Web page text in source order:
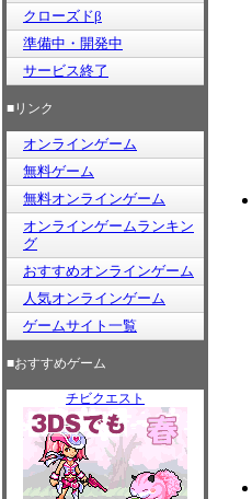
クローズドβ
準備中・開発中
サービス終了
■リンク
オンラインゲーム
無料ゲーム
無料オンラインゲーム
オンラインゲームランキン
グ
おすすめオンラインゲーム
人気オンラインゲーム
ゲームサイト一覧
■おすすめゲーム
チビクエスト